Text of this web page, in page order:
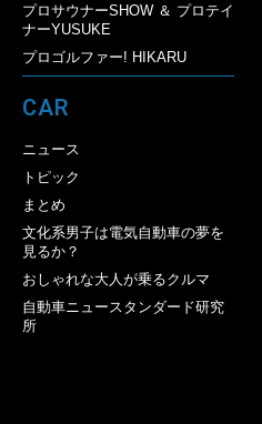
プロサウナーSHOW ＆ プロテイ
ナーYUSUKE
プロゴルファー! HIKARU
CAR
ニュース
トピック
まとめ
文化系男子は電気自動車の夢を
見るか？
おしゃれな大人が乗るクルマ
自動車ニュースタンダード研究
所